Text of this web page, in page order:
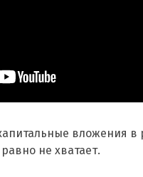
вложения в
не хватает.